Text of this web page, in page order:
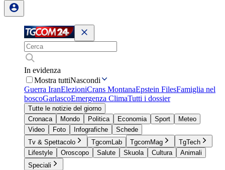
In evidenza
Mostra tuttiNascondi
Guerra IranElezioniCrans MontanaEpstein FilesFamiglia nel
boscoGarlascoEmergenza ClimaTutti i dossier
Tutte le notizie del giorno
Cronaca
Mondo Politica Economia Sport
Meteo
Video
Foto Infografiche
Schede
Tv & Spettacolo
TgcomLab TgcomMag
TgTech
Lifestyle
Oroscopo Salute Skuola Cultura
Animali
Speciali